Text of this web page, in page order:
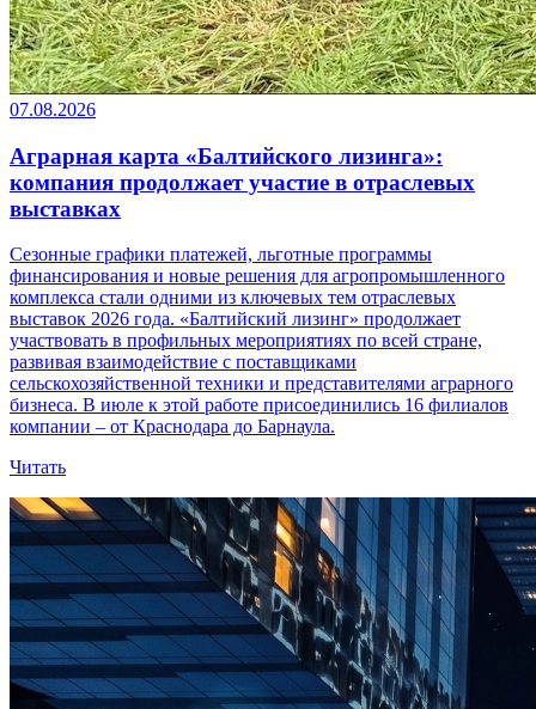
07.08.2026
Аграрная карта «Балтийского лизинга»:
компания продолжает участие в отраслевых
выставках
Сезонные графики платежей, льготные программы
финансирования и новые решения для агропромышленного
комплекса стали одними из ключевых тем отраслевых
выставок 2026 года. «Балтийский лизинг» продолжает
участвовать в профильных мероприятиях по всей стране,
развивая взаимодействие с поставщиками
сельскохозяйственной техники и представителями аграрного
бизнеса. В июле к этой работе присоединились 16 филиалов
компании – от Краснодара до Барнаула.
Читать